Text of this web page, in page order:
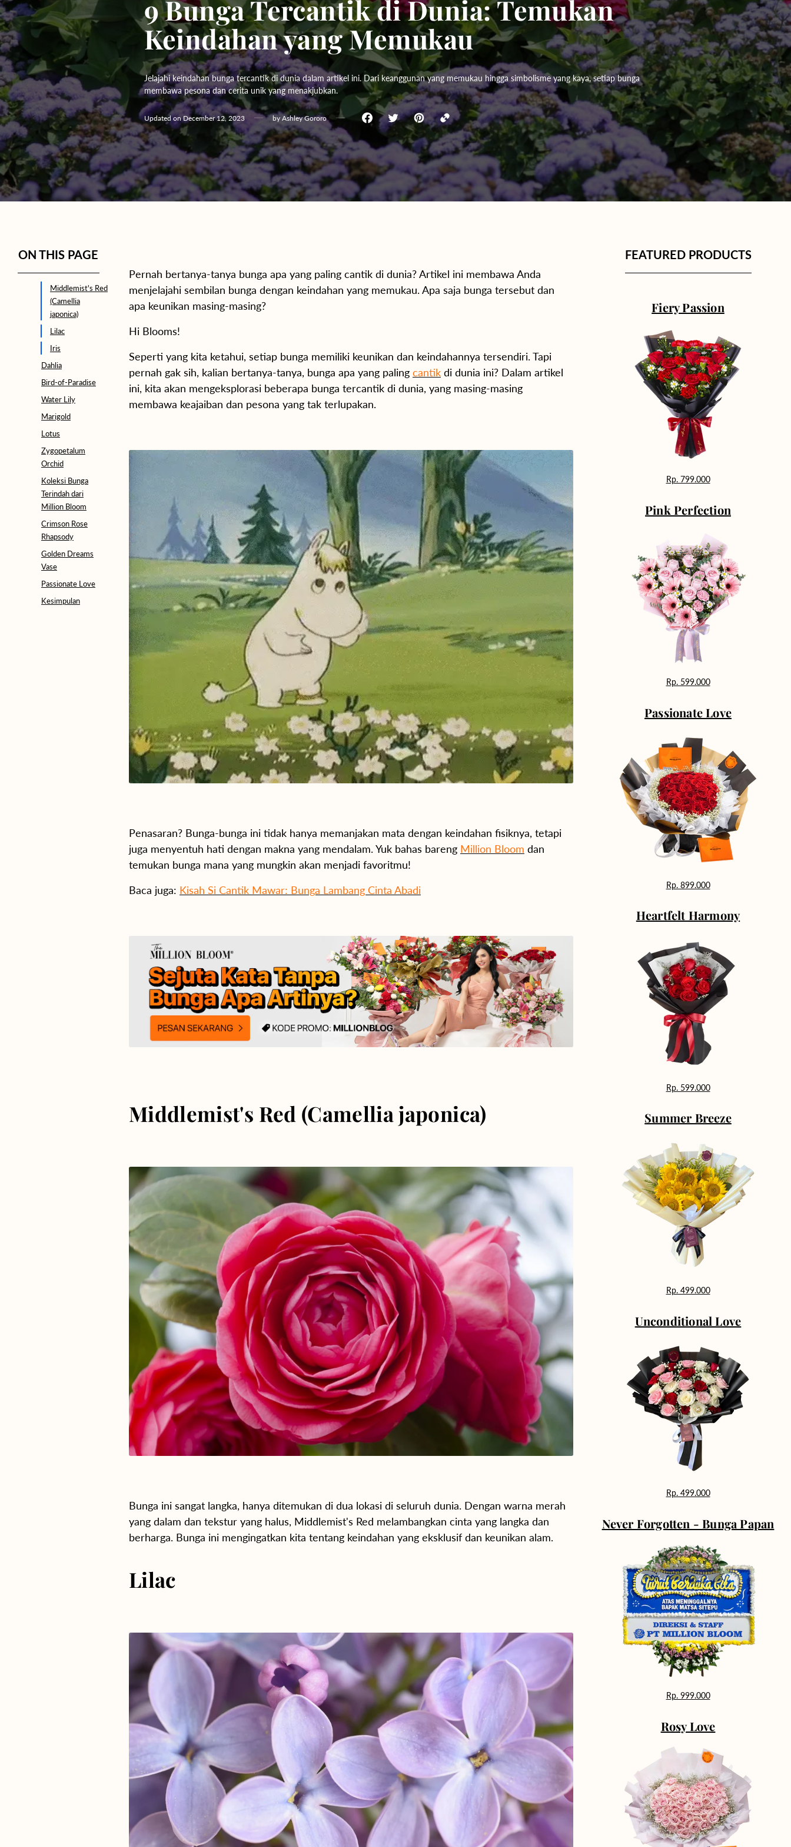
Hydrangeas
Baby's Breath
Yogyakarta
Bali
9 Bunga Tercantik di Dunia: Temukan
Keindahan yang Memukau
Jelajahi keindahan bunga tercantik di dunia dalam artikel ini. Dari keanggunan yang memukau hingga simbolisme yang kaya, setiap bunga
membawa pesona dan cerita unik yang menakjubkan.
Updated on December 12, 2023 by Ashley Gororo
ON THIS PAGE
Middlemist's Red
(Camellia
japonica)
Lilac
Iris
Dahlia
Bird-of-Paradise
Water Lily
Marigold
Lotus
Zygopetalum
Orchid
Koleksi Bunga
Terindah dari
Million Bloom
Crimson Rose
Rhapsody
Golden Dreams
Vase
Passionate Love
Kesimpulan
Pernah bertanya-tanya bunga apa yang paling cantik di dunia? Artikel ini membawa Anda
menjelajahi sembilan bunga dengan keindahan yang memukau. Apa saja bunga tersebut dan
apa keunikan masing-masing?
Hi Blooms!
Seperti yang kita ketahui, setiap bunga memiliki keunikan dan keindahannya tersendiri. Tapi
pernah gak sih, kalian bertanya-tanya, bunga apa yang paling cantikdi dunia ini? Dalam artikel
ini, kita akan mengeksplorasi beberapa bunga tercantik di dunia, yang masing-masing
membawa keajaiban dan pesona yang tak terlupakan.
Penasaran? Bunga-bunga ini tidak hanya memanjakan mata dengan keindahan fisiknya, tetapi
juga menyentuh hati dengan makna yang mendalam. Yuk bahas bareng Million Bloom dan
temukan bunga mana yang mungkin akan menjadi favoritmu!
Baca juga: Kisah Si Cantik Mawar: Bunga Lambang Cinta Abadi
Middlemist's Red (Camellia japonica)
Bunga ini sangat langka, hanya ditemukan di dua lokasi di seluruh dunia. Dengan warna merah
yang dalam dan tekstur yang halus, Middlemist's Red melambangkan cinta yang langka dan
berharga. Bunga ini mengingatkan kita tentang keindahan yang eksklusif dan keunikan alam.
Lilac
FEATURED PRODUCTS
Fiery Passion
Rp. 799.000
Pink Perfection
Rp. 599.000
Passionate Love
Rp. 899.000
Heartfelt Harmony
Rp. 599.000
Summer Breeze
Rp. 499.000
Unconditional Love
Rp. 499.000
Never Forgotten - Bunga Papan
Rp. 999.000
Rosy Love